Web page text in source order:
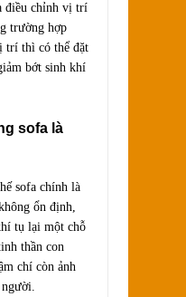
điều chỉnh vị trí
trường hợp
trí thì có thể đặt
bớt sinh khí
sofa là
sofa chính là
ổn định,
tụ lại một chỗ
thần con
chí còn ảnh
người.